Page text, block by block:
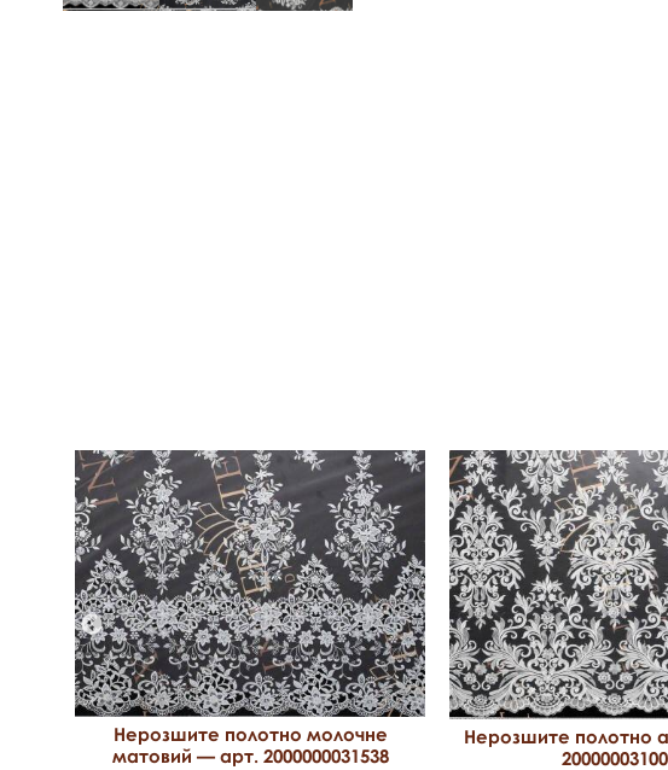
Нерозшите полотно молочне
матовий — арт. 2000000031538
Нерозшите полотно